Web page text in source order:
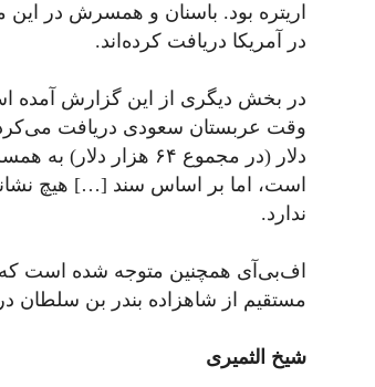
اریتره بود. باسنان و همسرش در
در آمریکا دریافت کرده‌اند.
دلار (در مجموع ۶۴
است، اما بر اساس سند […] هیچ
ندارد.
اف‌بی‌آی همچنین متوجه شده است
مستقیم از شاهزاده بندر بن‌ سلطان
شیخ الثمیری